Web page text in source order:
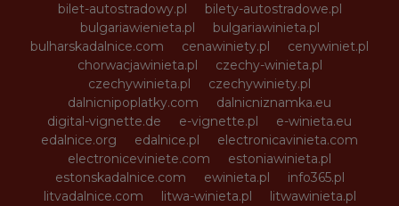
bilet-autostradowy.pl
bilety-autostradowe.pl
bulgariawienieta.pl
bulgariawinieta.pl
bulharskadalnice.com
cenawiniety.pl
cenywiniet.pl
chorwacjawinieta.pl
czechy-winieta.pl
czechywinieta.pl
czechywiniety.pl
dalnicnipoplatky.com
dalnicniznamka.eu
digital-vignette.de
e-vignette.pl
e-winieta.eu
edalnice.org
edalnice.pl
electronicavinieta.com
electroniceviniete.com
estoniawinieta.pl
estonskadalnice.com
ewinieta.pl
info365.pl
litvadalnice.com
litwa-winieta.pl
litwawinieta.pl